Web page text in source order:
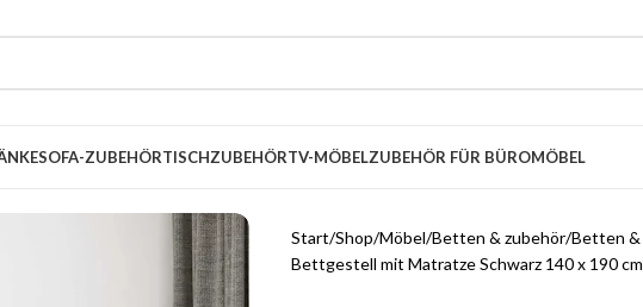
SOFA-ZUBEHÖRTISCHZUBEHÖRTV-MÖBELZUBEHÖR FÜR BÜROMÖBEL
Start Shop Möbel Betten & zubehör Betten
Bettgestell mit Matratze Schwarz 140 x 190